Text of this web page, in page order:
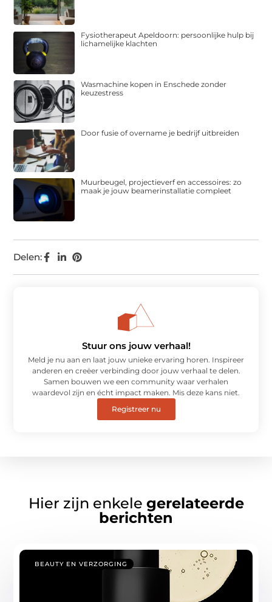
Delen:
Fysiotherapeut Apeldoorn: persoonlijke hulp bij
lichamelijke klachten
Wasmachine kopen in Enschede zonder
keuzestress
Door fusie of overname je bedrijf uitbreiden
Muurbeugel, projectieverf en accessoires: zo
maak je jouw beamerinstallatie compleet
Stuur ons jouw verhaal!
Meld je nu aan en laat jouw unieke ervaring horen. Inspireer
anderen en creëer verbinding door jouw verhaal te delen.
Samen bouwen we een community waar verhalen
waardevol zijn en écht impact maken. Mis deze kans niet.
Registreer nu
Hier zijn enkele gerelateerde
berichten
BEAUTY EN VERZORGING